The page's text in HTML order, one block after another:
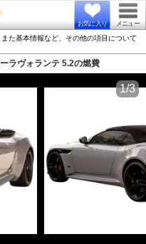
お気に入り メニュー
た基本情報など、その他の項目について
ラヴォランテ 5.2の燃費
1/3